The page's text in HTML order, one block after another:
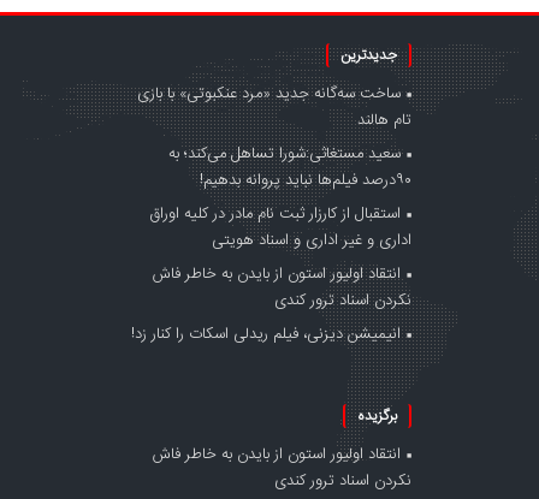
جدیدترین
ساخت سه‌گانه جدید «مرد عنکبوتی» با بازی
تام هالند
سعید مستغاثی:شورا تساهل می‌کند؛ به
۹۰درصد فیلم‌ها نباید پروانه بدهیم!
استقبال از کارزار ثبت نام مادر در کلیه اوراق
اداری و غیر اداری و اسناد هویتی
انتقاد اولیور استون از بایدن به خاطر فاش
نکردن اسناد ترور کندی
انیمیشن دیزنی، فیلم ریدلی اسکات را کنار زد!
برگزیده
انتقاد اولیور استون از بایدن به خاطر فاش
نکردن اسناد ترور کندی